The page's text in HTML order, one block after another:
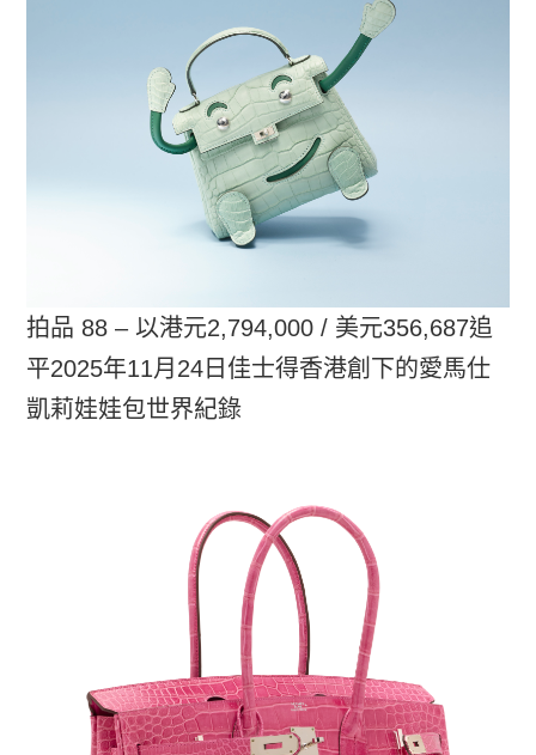
拍品 88 – 以港元2,794,000 / 美元356,687追
平2025年11月24日佳士得香港創下的愛馬仕
凱莉娃娃包世界紀錄